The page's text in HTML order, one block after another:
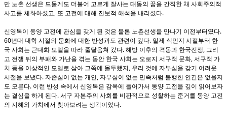
만 노촌 선생은 드물게도 더불어 고르게 잘사는 대동의 꿈을 간직한 채 사회주의적
사고를 체화하셨고, 또 고전에 대해 진보적 해석을 내리셨다.
신영복이 동양 고전에 관심을 갖게 된 것은 물론 노촌선생을 만나기 이전부터였다.
60년대 대학 시절의 문화에 대한 반성과도 관련이 깊다. 일제 식민지 시절부터 한
국 사회는 근대화 모델을 따라 줄달음쳐 갔다. 해방 이후의 격동과 한국전쟁, 그리
고 전쟁 뒤의 부패와 가난을 겪는 동안 한국 사회는 오로지 서구적 문화, 서구적 가
치 등을 이상적인 모델로 삼아 그쪽에 몰두했지 , 우리 것에 자부심을 갖기 어려운
시절을 보냈다. 자존심이 없는 개인, 자부심이 없는 민족처럼 불행한 인간은 없을지
도 모른다. 이런 반성 속에서 신영복은 감옥에 들어가서 동양 고전을 깊이 읽어보자
는 결심을 하게 된다. 서구 자본주의 사회를 비판적으로 성찰하는 준거를 동양 고전
의 지혜와 가치에서 찾아보려는 생각이었다.